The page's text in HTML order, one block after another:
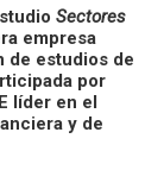
Sectores
empresa
de estudios de
por
líder en el
y de